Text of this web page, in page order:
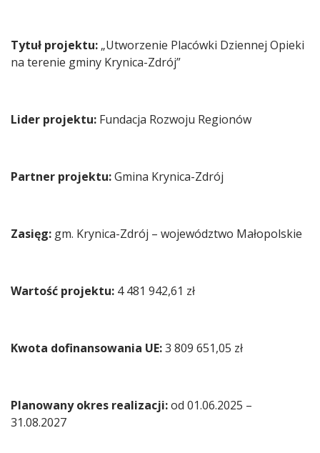
Tytuł projektu: „Utworzenie Placówki Dziennej Opieki
na terenie gminy Krynica-Zdrój”
Lider projektu: Fundacja Rozwoju Regionów
Partner projektu:Gmina Krynica-Zdrój
Zasięg: gm. Krynica-Zdrój – województwo Małopolskie
Wartość projektu: 4 481 942,61 zł
Kwota dofinansowania UE:3 809 651,05 zł
Planowany okres realizacji:od 01.06.2025 –
31.08.2027